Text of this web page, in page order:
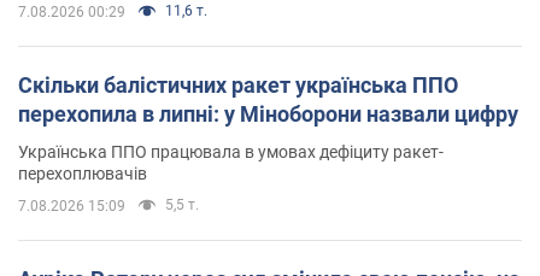
7.08.2026 00:29 11,6 т.
Скільки балістичних ракет українська ППО
перехопила в липні: у Міноборони назвали цифру
Українська ППО працювала в умовах дефіциту ракет-
перехоплювачів
7.08.2026 15:09 5,5 т.